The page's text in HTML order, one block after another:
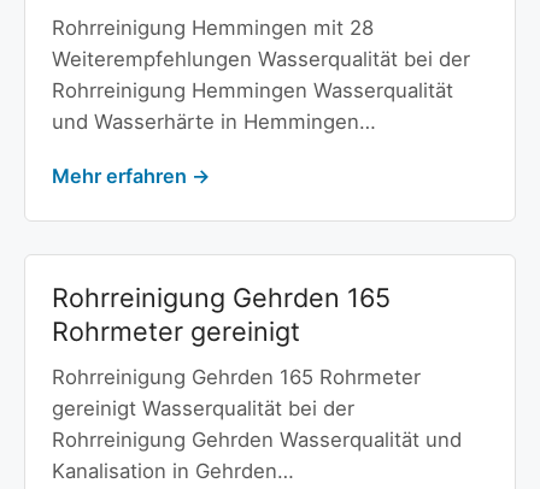
Rohrreinigung Hemmingen mit 28
Weiterempfehlungen Wasserqualität bei der
Rohrreinigung Hemmingen Wasserqualität
und Wasserhärte in Hemmingen…
Mehr erfahren →
Rohrreinigung Gehrden 165
Rohrmeter gereinigt
Rohrreinigung Gehrden 165 Rohrmeter
gereinigt Wasserqualität bei der
Rohrreinigung Gehrden Wasserqualität und
Kanalisation in Gehrden…